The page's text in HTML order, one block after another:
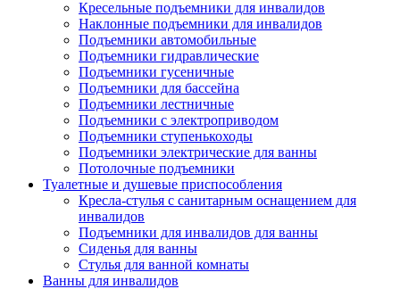
Кресельные подъемники для инвалидов
Наклонные подъемники для инвалидов
Подъемники автомобильные
Подъемники гидравлические
Подъемники гусеничные
Подъемники для бассейна
Подъемники лестничные
Подъемники с электроприводом
Подъемники ступенькоходы
Подъемники электрические для ванны
Потолочные подъемники
Туалетные и душевые приспособления
Кресла-стулья с санитарным оснащением для
инвалидов
Подъемники для инвалидов для ванны
Сиденья для ванны
Стулья для ванной комнаты
Ванны для инвалидов